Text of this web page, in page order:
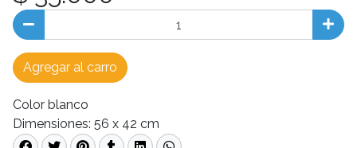
Agregar al carro
Color blanco
Dimensiones: 56 x 42 cm